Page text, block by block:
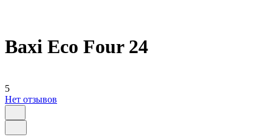
Baxi Eco Four 24
5
Нет отзывов